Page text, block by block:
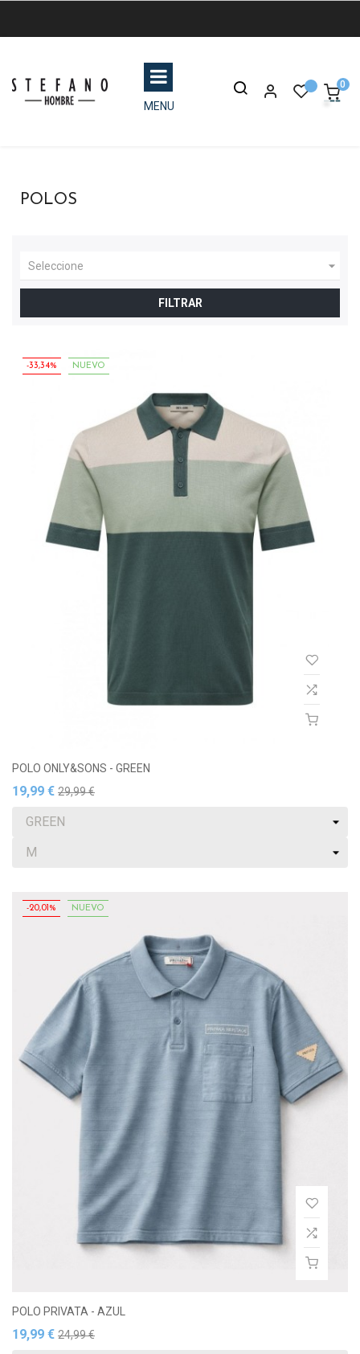
MENU
0
POLOS
Seleccione 
FILTRAR
-33,34% NUEVO
POLO ONLY&SONS - GREEN
19,99 € 29,99 €
-20,01% NUEVO
POLO PRIVATA - AZUL
19,99 € 24,99 €